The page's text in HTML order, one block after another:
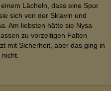
Lächeln, dass eine Spur
sich von der Sklavin und
Am liebsten hätte sie Nysa
zu vorzeitigen Falten
mit Sicherheit, aber das ging in